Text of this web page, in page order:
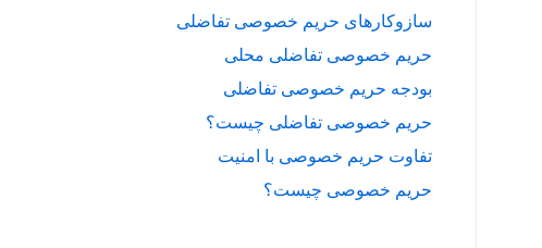
سازوکارهای حریم خصوصی تفاضلی
حریم خصوصی تفاضلی محلی
بودجه حریم خصوصی تفاضلی
حریم خصوصی تفاضلی چیست؟
تفاوت حریم خصوصی با امنیت
حریم خصوصی چیست؟